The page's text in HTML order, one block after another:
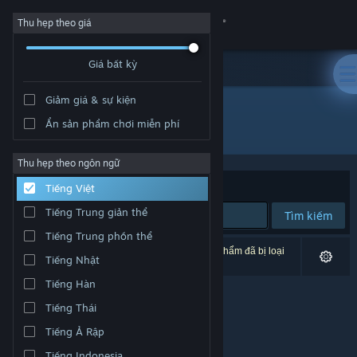
Đăng nhập
Cộng đồng
Thông tin
Hỗ trợ
Thay đổi ngôn ngữ
Cài ứng dụng Steam di động
Xem web cho desktop
Thu hẹp theo giá
Giá bất kỳ
Giảm giá & sự kiện
Ẩn sản phẩm chơi miễn phí
Thu hẹp theo ngôn ngữ
Tiếng Việt
Tiếng Trung giản thể
Tiếng Trung phồn thể
Tiếng Nhật
Tiếng Hàn
Tiếng Thái
Tiếng Ả Rập
Nhà phát triển: 773
Xếp theo Độ liên quan
Tìm kiếm
0 kết quả phù hợp tìm kiếm của bạn. 3 tựa sản phẩm đã bị loại
trừ dựa trên tùy chỉnh của bạn.